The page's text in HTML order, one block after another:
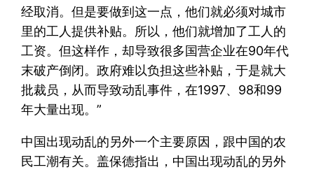
经取消。但是要做到这一点，他们就必须对城市
里的工人提供补贴。所以，他们就增加了工人的
工资。但这样作，却导致很多国营企业在90年代
末破产倒闭。政府难以负担这些补贴，于是就大
批裁员，从而导致动乱事件，在1997、98和99
年大量出现。”
中国出现动乱的另外一个主要原因，跟中国的农
民工潮有关。盖保德指出，中国出现动乱的另外